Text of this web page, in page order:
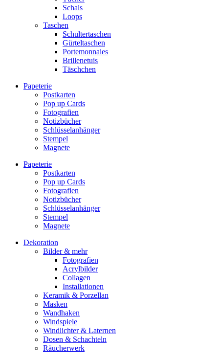
Schals
Loops
Taschen
Schultertaschen
Gürteltaschen
Portemonnaies
Brillenetuis
Täschchen
Papeterie
Postkarten
Pop up Cards
Fotografien
Notizbücher
Schlüsselanhänger
Stempel
Magnete
Papeterie
Postkarten
Pop up Cards
Fotografien
Notizbücher
Schlüsselanhänger
Stempel
Magnete
Dekoration
Bilder & mehr
Fotografien
Acrylbilder
Collagen
Installationen
Keramik & Porzellan
Masken
Wandhaken
Windspiele
Windlichter & Laternen
Dosen & Schachteln
Räucherwerk